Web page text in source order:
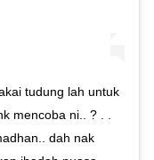
tudung lah untuk
mencoba ni.. ? . .
dah nak